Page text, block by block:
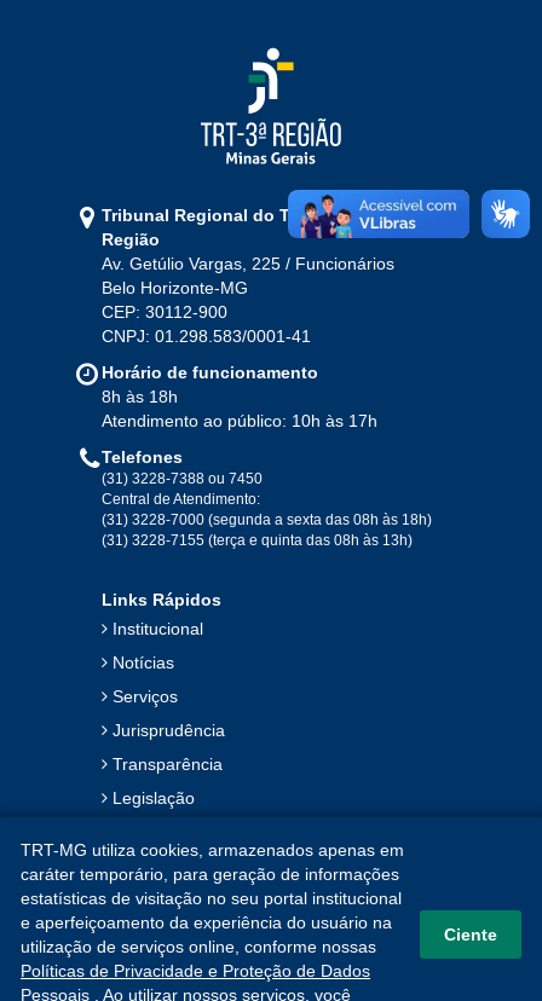
Tribunal Regional do Trabalho da 3ª
Região
Av. Getúlio Vargas, 225 / Funcionários
Belo Horizonte-MG
CEP: 30112-900
CNPJ: 01.298.583/0001-41
Horário de funcionamento
8h às 18h
Atendimento ao público: 10h às 17h
Telefones
(31) 3228-7388 ou 7450
Central de Atendimento:
(31) 3228-7000 (segunda a sexta das 08h às 18h)
(31) 3228-7155 (terça e quinta das 08h às 13h)
Links Rápidos
Institucional
Notícias
Serviços
Jurisprudência
Transparência
Legislação
Contato
Mapa do Site
TRT-MG utiliza cookies, armazenados apenas em
caráter temporário, para geração de informações
estatísticas de visitação no seu portal institucional
e aperfeiçoamento da experiência do usuário na
utilização de serviços online, conforme nossas
Políticas de Privacidade e Proteção de Dados
Pessoais
. Ao utilizar nossos serviços, você
Ciente